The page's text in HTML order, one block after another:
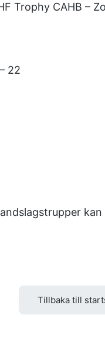
Trophy CAHB –
22
kan
Tillbaka till